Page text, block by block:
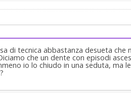
e Pedodonzia la figlia
di tecnica abbastanza desueta che
che un dente con episodi
io lo chiudo in una seduta, ma